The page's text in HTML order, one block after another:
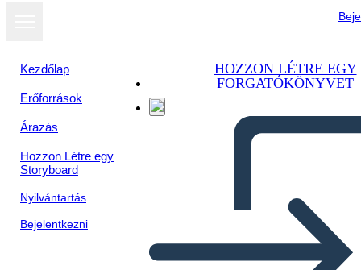
Kezdőlap
Erőforrások
Árazás
Hozzon Létre egy
Storyboard
Nyilvántartás
Bejelentkezni
HOZZON LÉTRE EGY
FORGATÓKÖNYVET